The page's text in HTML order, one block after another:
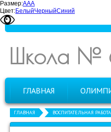
Размер:ААА
Цвет:БелыйЧерныйСиний
Школа №
ГЛАВНАЯ
ГЛАВНАЯ ВОСПИТАТЕЛЬНАЯ РАБОТА